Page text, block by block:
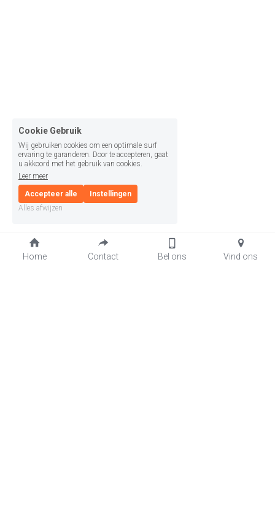
Home Contact Bel ons Vind ons
Cookie Gebruik
Wij gebruiken cookies om een optimale surf
ervaring te garanderen. Door te accepteren, gaat
u akkoord met het gebruik van cookies.
Leer meer
Accepteer alle
Instellingen
Alles afwijzen